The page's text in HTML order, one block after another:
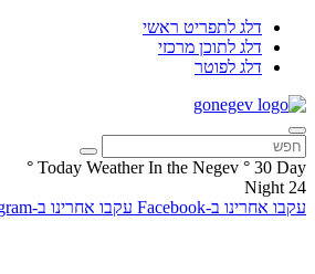
דלג לתפריט ראשי
דלג לתוכן מרכזי
דלג לפוטר
Today Weather In the Negev ° 30 Day
°
24
Night
עקבו אחרינו ב-Facebook
עקבו אחרינו ב-Instagram